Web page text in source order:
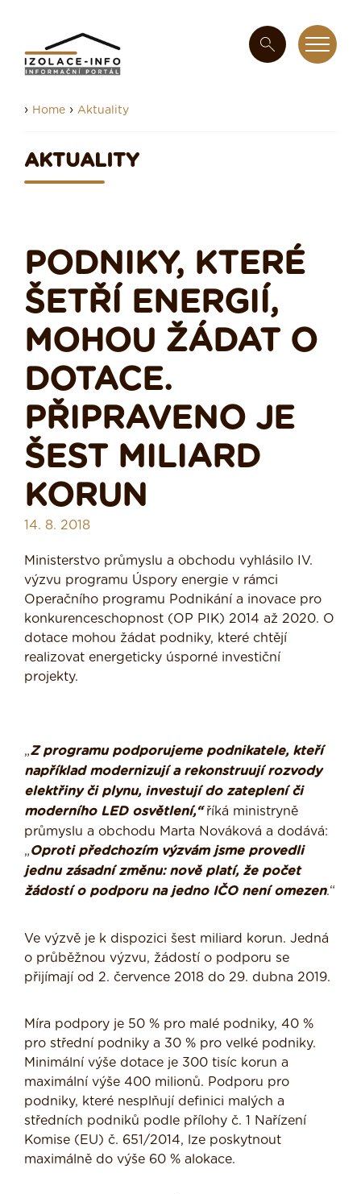
› Home › Aktuality
AKTUALITY
PODNIKY, KTERÉ
ŠETŘÍ ENERGIÍ,
MOHOU ŽÁDAT O
DOTACE.
PŘIPRAVENO JE
ŠEST MILIARD
KORUN
14. 8. 2018
Ministerstvo průmyslu a obchodu vyhlásilo IV.
výzvu programu Úspory energie v rámci
Operačního programu Podnikání a inovace pro
konkurenceschopnost (OP PIK) 2014 až 2020. O
dotace mohou žádat podniky, které chtějí
realizovat energeticky úsporné investiční
projekty.
„Z programu podporujeme podnikatele, kteří
například modernizují a rekonstruují rozvody
elektřiny či plynu, investují do zateplení či
moderního LED osvětlení,“říká ministryně
průmyslu a obchodu Marta Nováková a dodává:
„Oproti předchozím výzvám jsme provedli
jednu zásadní změnu: nově platí, že počet
žádostí o podporu na jedno IČO není omezen.“
Ve výzvě je k dispozici šest miliard korun. Jedná
o průběžnou výzvu, žádostí o podporu se
přijímají od 2. července 2018 do 29. dubna 2019.
Míra podpory je 50 % pro malé podniky, 40 %
pro střední podniky a 30 % pro velké podniky.
Minimální výše dotace je 300 tisíc korun a
maximální výše 400 milionů. Podporu pro
podniky, které nesplňují definici malých a
středních podniků podle přílohy č. 1 Nařízení
Komise (EU) č. 651/2014, lze poskytnout
maximálně do výše 60 % alokace.